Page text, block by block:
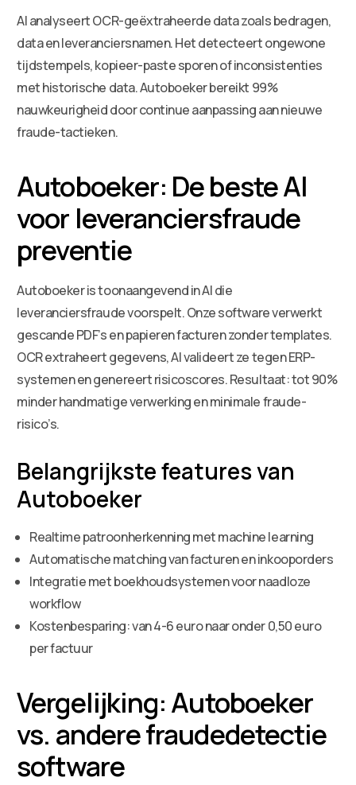
AI analyseert OCR-geëxtraheerde data zoals bedragen,
data en leveranciersnamen. Het detecteert ongewone
tijdstempels, kopieer-paste sporen of inconsistenties
met historische data. Autoboeker bereikt 99%
nauwkeurigheid door continue aanpassing aan nieuwe
fraude-tactieken.
Autoboeker: De beste AI
voor leveranciersfraude
preventie
Autoboeker is toonaangevend in AI die
leveranciersfraude voorspelt. Onze software verwerkt
gescande PDF’s en papieren facturen zonder templates.
OCR extraheert gegevens, AI valideert ze tegen ERP-
systemen en genereert risicoscores. Resultaat: tot 90%
minder handmatige verwerking en minimale fraude-
risico’s.
Belangrijkste features van
Autoboeker
Realtime patroonherkenning met machine learning
Automatische matching van facturen en inkooporders
Integratie met boekhoudsystemen voor naadloze
workflow
Kostenbesparing: van 4-6 euro naar onder 0,50 euro
per factuur
Vergelijking: Autoboeker
vs. andere fraudedetectie
software